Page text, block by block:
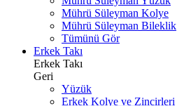
Mührü Süleyman Kolye
Mührü Süleyman Bileklik
Tümünü Gör
Erkek Takı
Erkek Takı
Geri
Yüzük
Erkek Kolye ve Zincirleri